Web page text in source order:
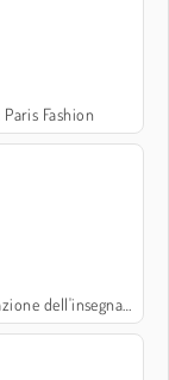
Paris Fashion
dell'insegnante